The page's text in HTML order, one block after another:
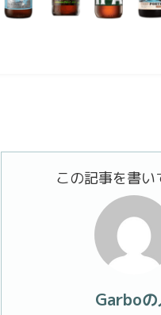
この記事を書い
Garboの